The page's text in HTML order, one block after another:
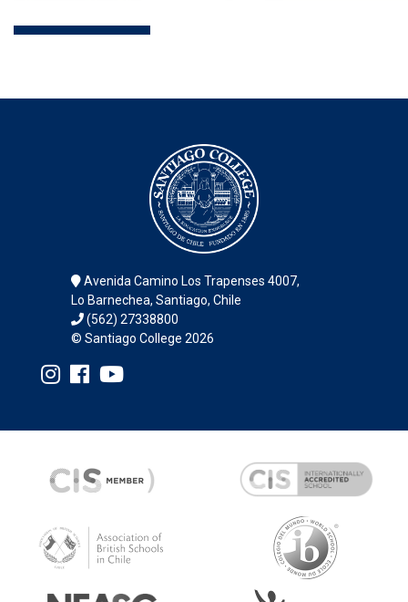
Avenida Camino Los Trapenses 4007,
Lo Barnechea, Santiago, Chile
(562) 27338800
© Santiago College 2026